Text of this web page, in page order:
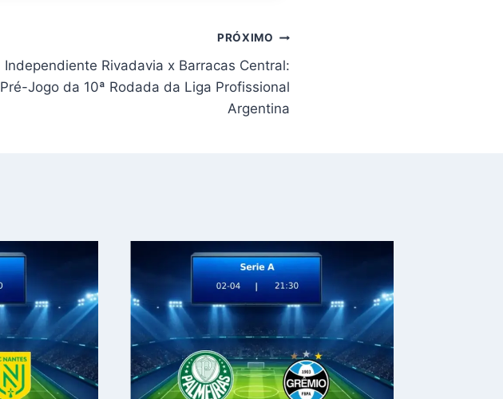
PRÓXIMO
Independiente Rivadavia x Barracas Central:
Pré-Jogo da 10ª Rodada da Liga Profissional
Argentina